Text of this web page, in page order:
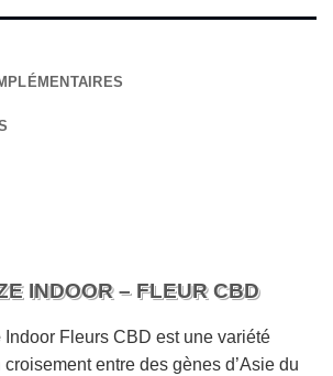
INDOOR – FLEUR CBD
Indoor Fleurs CBD est une variété
croisement entre des gènes d’Asie du